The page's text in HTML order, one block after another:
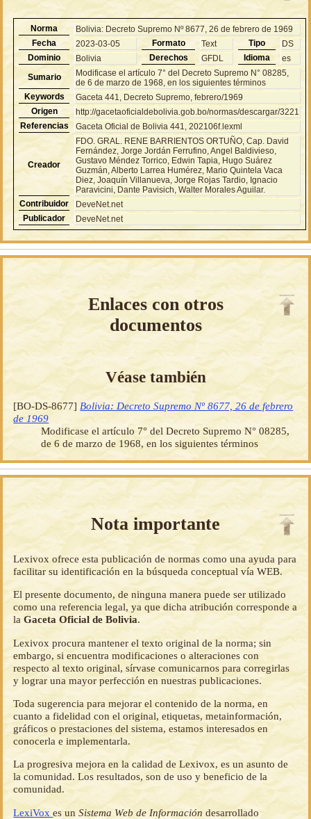
Norma
Bolivia: Decreto Supremo Nº 8677, 26 de febrero de 1969
Fecha
2023-03-05 Formato Text Tipo
DS
Dominio
Bolivia Derechos GFDL Idioma
es
Sumario
Modificase el artículo 7° del Decreto Supremo N° 08285,
de 6 de marzo de 1968, en los siguientes términos
Keywords
Gaceta 441, Decreto Supremo, febrero/1969
Origen
http://gacetaoficialdebolivia.gob.bo/normas/descargar/3221
Referencias
Gaceta Oficial de Bolivia 441, 202106f.lexml
Creador
FDO. GRAL. RENE BARRIENTOS ORTUÑO, Cap. David
Fernández, Jorge Jordán Ferrufino, Angel Baldivieso,
Gustavo Méndez Torrico, Edwin Tapia, Hugo Suárez
Guzmán, Alberto Larrea Humérez, Mario Quintela Vaca
Diez, Joaquín Villanueva, Jorge Rojas Tardio, Ignacio
Paravicini, Dante Pavisich, Walter Morales Aguilar.
Contribuidor
DeveNet.net
Publicador
DeveNet.net
Enlaces con otros
documentos
Véase también
[BO-DS-8677] Bolivia: Decreto Supremo Nº 8677, 26 de febrero
de 1969
Modificase el artículo 7° del Decreto Supremo N° 08285,
de 6 de marzo de 1968, en los siguientes términos
Nota importante
Lexivox ofrece esta publicación de normas como una ayuda para
facilitar su identificación en la búsqueda conceptual vía WEB.
El presente documento, de ninguna manera puede ser utilizado
como una referencia legal, ya que dicha atribución corresponde a
laGaceta Oficial de Bolivia.
Lexivox procura mantener el texto original de la norma; sin
embargo, si encuentra modificaciones o alteraciones con
respecto al texto original, sírvase comunicarnos para corregirlas
y lograr una mayor perfección en nuestras publicaciones.
Toda sugerencia para mejorar el contenido de la norma, en
cuanto a fidelidad con el original, etiquetas, metainformación,
gráficos o prestaciones del sistema, estamos interesados en
conocerla e implementarla.
La progresiva mejora en la calidad de Lexivox, es un asunto de
la comunidad. Los resultados, son de uso y beneficio de la
comunidad.
LexiVoxes unSistema Web de Información desarrollado